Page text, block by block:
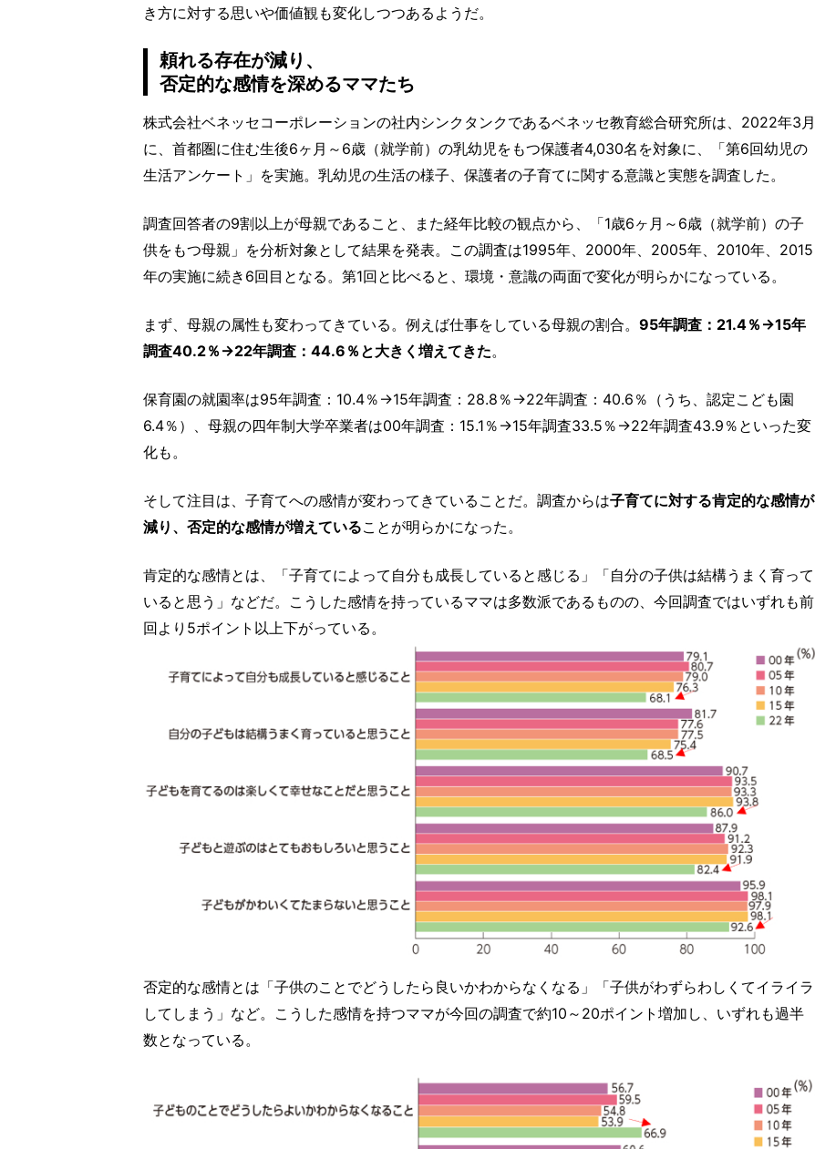
き方に対する思いや価値観も変化しつつあるようだ。
頼れる存在が減り、
否定的な感情を深めるママたち
株式会社ベネッセコーポレーションの社内シンクタンクであるベネッセ教育総合研究所は、2022年3月
に、首都圏に住む生後6ヶ月～6歳（就学前）の乳幼児をもつ保護者4,030名を対象に、「第6回幼児の
生活アンケート」を実施。乳幼児の生活の様子、保護者の子育てに関する意識と実態を調査した。
調査回答者の9割以上が母親であること、また経年比較の観点から、「1歳6ヶ月～6歳（就学前）の子
供をもつ母親」を分析対象として結果を発表。この調査は1995年、2000年、2005年、2010年、2015
年の実施に続き6回目となる。第1回と比べると、環境・意識の両面で変化が明らかになっている。
まず、母親の属性も変わってきている。例えば仕事をしている母親の割合。 95年調査：21.4％→15年
調査40.2％→22年調査：44.6％と大きく増えてきた。
保育園の就園率は95年調査：10.4％→15年調査：28.8％→22年調査：40.6％（うち、認定こども園
6.4％）、母親の四年制大学卒業者は00年調査：15.1％→15年調査33.5％→22年調査43.9％といった変
化も。
そして注目は、子育てへの感情が変わってきていることだ。調査からは子育てに対する肯定的な感情が
減り、否定的な感情が増えていることが明らかになった。
肯定的な感情とは、「子育てによって自分も成長していると感じる」「自分の子供は結構うまく育って
いると思う」などだ。こうした感情を持っているママは多数派であるものの、今回調査ではいずれも前
回より5ポイント以上下がっている。
否定的な感情とは「子供のことでどうしたら良いかわからなくなる」「子供がわずらわしくてイライラ
してしまう」など。こうした感情を持つママが今回の調査で約10～20ポイント増加し、いずれも過半
数となっている。